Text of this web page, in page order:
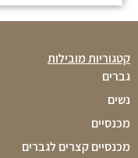
קטגוריות מובילות
גברים
נשים
מכנסיים
מכנסיים קצרים לגברים